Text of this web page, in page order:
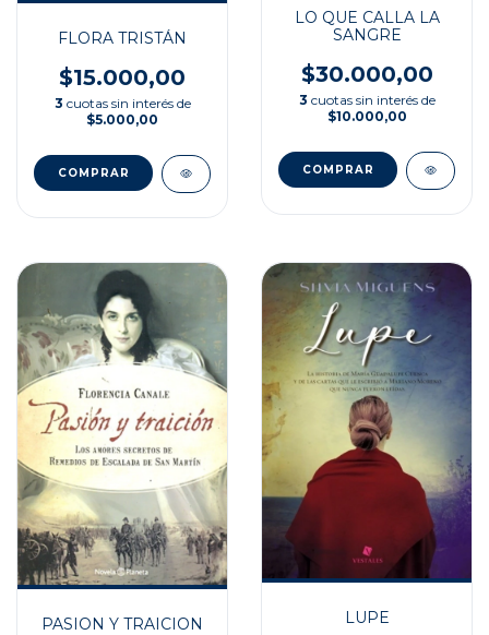
FLORA TRISTÁN
$15.000,00
3 cuotas sin interés de
$5.000,00
LO QUE CALLA LA
SANGRE
$30.000,00
3 cuotas sin interés de
$10.000,00
PASION Y TRAICION LUPE